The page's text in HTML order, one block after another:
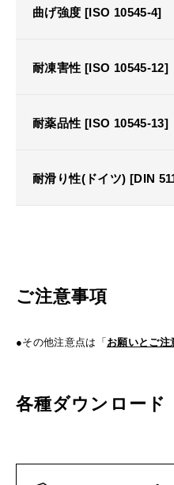
曲げ強度 [ISO 10545-4]
耐凍害性 [ISO 10545-12]
耐薬品性 [ISO 10545-13]
耐滑り性(ドイツ) [DIN
ご注意事項
●その他注意点は「お願いとご注
各種ダウンロード